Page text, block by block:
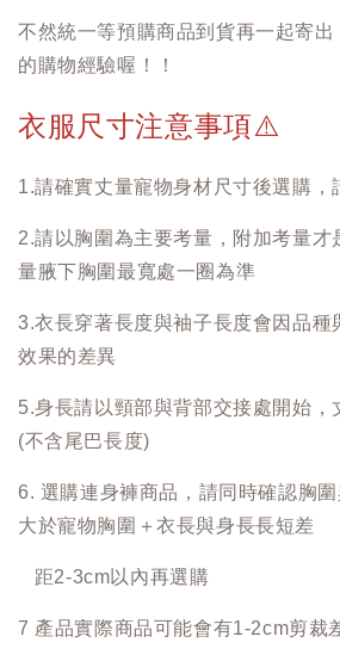
不然統一等預購商品到貨再一起寄
的購物經驗喔！！
衣服尺寸注意事項⚠️
1.請確實丈量寵物身材尺寸後選購，
2.請以胸圍為主要考量，附加考量才
量腋下胸圍最寬處一圈為準
3.衣長穿著長度與袖子長度會因品種
效果的差異
5.身長請以頸部與背部交接處開始，
(不含尾巴長度)
6. 選購連身褲商品，請同時確認胸
大於寵物胸圍＋衣長與身長長短差
距2-3cm以內再選購
7 產品實際商品可能會有1-2cm剪裁